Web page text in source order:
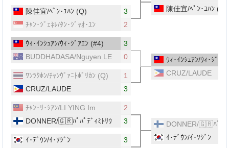
陳佳宜/ﾍﾟﾝ･ﾕﾊﾝ(Q)
3
ﾁｬﾝ･ｼﾞｪﾈﾚ/ﾀﾝ･ｼﾞｬｵ･ﾕﾝ
2
ｳｨ･ｲﾝｼｭｱﾝ/ｳｨ･ｼﾞｱｴﾝ(#4)
3
BUDDHADASA/Nguyen LE
0
ﾜﾝﾗｸﾎﾝ/ﾁｬﾝｳﾞｧﾆﾄﾎﾞﾘｶﾝ(Q)
1
CRUZ/LAUDE
3
ﾁｬﾝ･ﾘ･ｼｱﾝ/LI YING Im
2
DONNER/🇬🇷ﾊﾟﾊﾟﾃﾞｨﾐﾄﾘｳ
3
ｲ･ﾃﾞｳﾝ/ｲ･ｿｼﾞﾝ
3
陳佳宜/ﾍﾟﾝ･ﾕﾊﾝ(Q)
ｳｨ･ｲﾝｼｭｱﾝ/ｳｨ･ｼﾞｱｴﾝ
CRUZ/LAUDE
DONNER/🇬🇷ﾊﾟﾊﾟ
ｲ･ﾃﾞｳﾝ/ｲ･ｿｼﾞﾝ